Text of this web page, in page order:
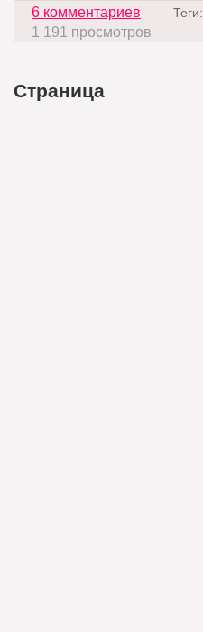
6 комментариев Теги:
1 191 просмотров
Страница